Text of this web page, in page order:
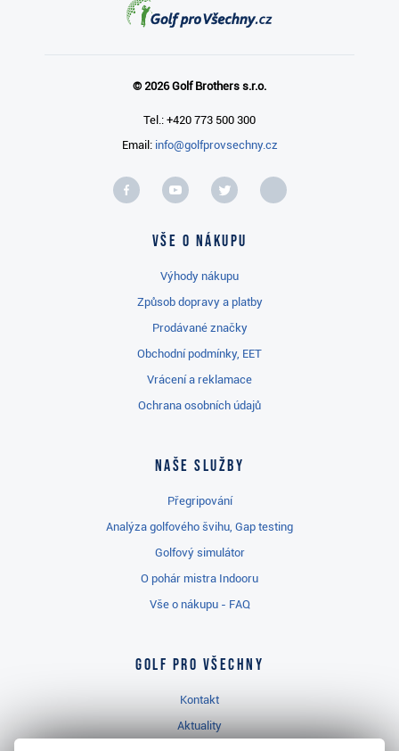
© 2026 Golf Brothers s.r.o.
Tel.: +420 773 500 300
Email: info@golfprovsechny.cz
Vše o nákupu
Výhody nákupu
Způsob dopravy a platby
Prodávané značky
Obchodní podmínky, EET
Vrácení a reklamace
Ochrana osobních údajů
Naše služby
Přegripování
Analýza golfového švihu, Gap testing
Golfový simulátor
O pohár mistra Indooru
Vše o nákupu - FAQ
Golf pro všechny
Kontakt
Aktuality